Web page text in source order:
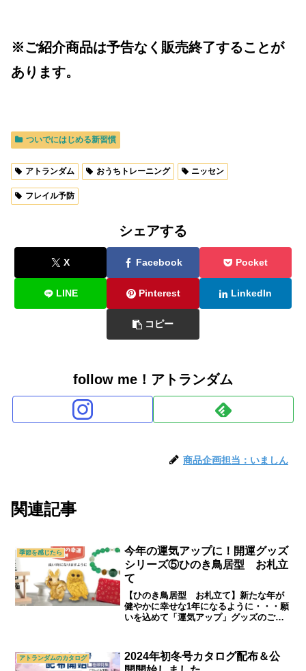
※ご紹介商品は予告なく販売終了することが
あります。
ついでにはじめる新習慣
アトランダム おうちトレーニング ニッセン
フレイル予防
シェアする
X Facebook Pocket
LINE Pinterest LinkedIn
コピー
follow me！アトランダム
商品企画担当：いましん
関連記事
季節を感じたら
今年の運気アップに！開運グッズ
シリーズ⑤ひのき鳥居型 お札立
て
【ひのき鳥居型 お札立て】新たな年が
健やかに幸せな1年になるように・・・願
いを込めて「運気アップ」グッズのご紹
アトランダムのカタログ
2024年初冬号カタログ配布＆公